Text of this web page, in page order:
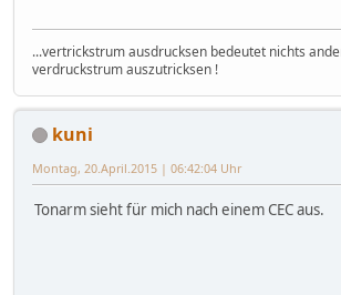
...vertrickstrum ausdrucksen bedeutet nichts
verdruckstrum auszutricksen !
kuni
Montag, 20.April.2015 | 06:42:04 Uhr
Tonarm sieht für mich nach einem CEC aus.